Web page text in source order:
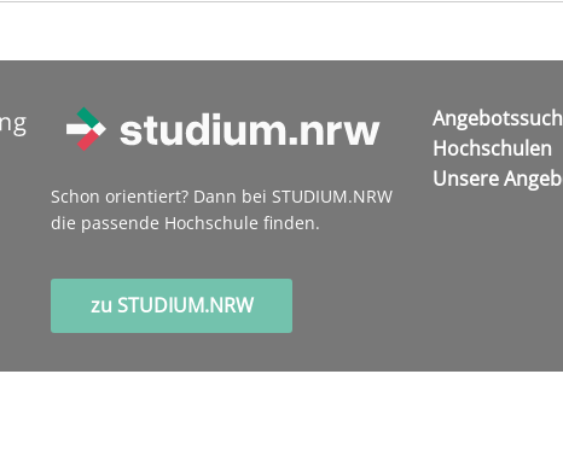
Schon orientiert? Dann bei STUDIUM.NRW
die passende Hochschule finden.
zu STUDIUM.NRW
Hochschulen
Unsere